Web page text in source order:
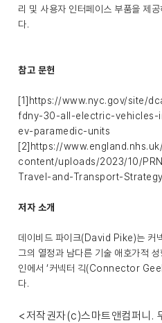
리 및 사용자 인터페이스 부품을 제
다.
참고 문헌
[1]https://www.nyc.gov/site/
fdny-30-all-electric-
ev-paramedic-units
[2]https://
content/uploads/2023/10/
Travel-and-Transport-
저자 소개
데이비드 파이크(David Pike)는 커
그의 열정과 남다른 기술 애호가적
인에서 ‘커넥터 긱(Connector
다.
<저작권자(c)스마트앤컴퍼니.